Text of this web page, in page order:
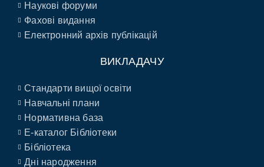
Наукові форуми
Фахові видання
Електронний архів публікацій
ВИКЛАДАЧУ
Стандарти вищої освіти
Навчальні плани
Нормативна база
E-каталог Бібліотеки
Бібліотека
Дні народження